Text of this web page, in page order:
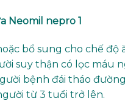
Neomil nepro 1
bổ sung cho chế
suy thận có lọc máu
bệnh đái tháo
từ 3 tuổi trở lên.